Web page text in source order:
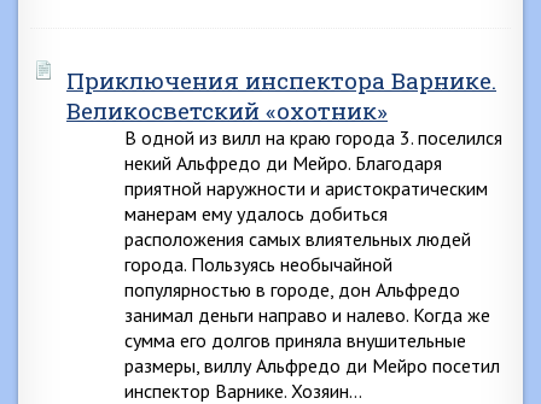
Приключения инспектора Варнике.
Великосветский «охотник»
В одной из вилл на краю города 3. поселился
некий Альфредо ди Мейро. Благодаря
приятной наружности и аристократическим
манерам ему удалось добиться
расположения самых влиятельных людей
города. Пользуясь необычайной
популярностью в городе, дон Альфредо
занимал деньги направо и налево. Когда же
сумма его долгов приняла внушительные
размеры, виллу Альфредо ди Мейро посетил
инспектор Варнике. Хозяин…